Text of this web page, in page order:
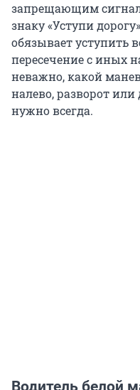
запрещающим
знаку «Уступи
обязывает уступить
пересечение с иных
неважно, какой
налево, разворот
нужно всегда.